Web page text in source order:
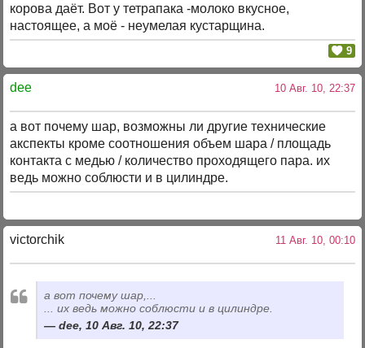
корова даёт. Вот у тетрапака -молоко вкусное,
настоящее, а моё - неумелая кустарщина.
9
dee 10 Авг. 10, 22:37
а вот почему шар, возможны ли другие технические
акспекты кроме соотношения объем шара / площадь
контакта с медью / количество проходящего пара. их
ведь можно соблюсти и в цилиндре.
victorchik 11 Авг. 10, 00:10
а вот почему шар,...
... их ведь можно соблюсти и в цилиндре.
dee, 10 Авг. 10, 22:37